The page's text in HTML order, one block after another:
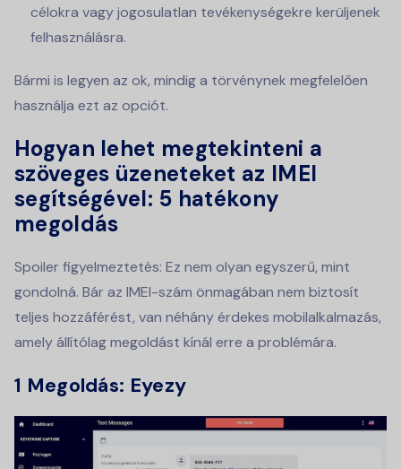
célokra vagy jogosulatlan tevékenységekre kerüljenek
felhasználásra.
Bármi is legyen az ok, mindig a törvénynek megfelelően
használja ezt az opciót.
Hogyan lehet megtekinteni a
szöveges üzeneteket az IMEI
segítségével: 5 hatékony
megoldás
Spoiler figyelmeztetés: Ez nem olyan egyszerű, mint
gondolná. Bár az IMEI-szám önmagában nem biztosít
teljes hozzáférést, van néhány érdekes mobilalkalmazás,
amely állítólag megoldást kínál erre a problémára.
1 Megoldás: Eyezy